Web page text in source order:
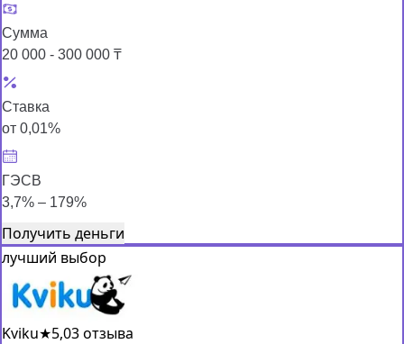
Сумма
20 000 - 300 000 ₸
Ставка
от 0,01%
ГЭСВ
3,7% – 179%
Получить деньги
лучший выбор
Kviku★5,03 отзыва